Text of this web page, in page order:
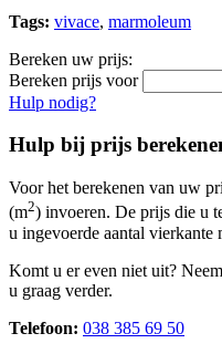
Tags: vivace, marmoleum
Bereken uw prijs:
Bereken prijs voor
Hulp nodig?
Hulp bij prijs
Voor het berekenen van uw
(m2) invoeren. De prijs die u
u ingevoerde aantal vierkante
Komt u er even niet uit?
u graag verder.
Telefoon: 038 385 69 50